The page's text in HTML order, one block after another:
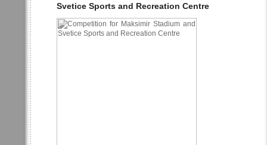
Svetice Sports and Recreation Centre